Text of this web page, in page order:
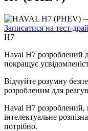
Записатися на тест-
H7
Haval H7 розроблений
покращує
Відчуйте розумну
розробленим для
Haval H7 розроблений,
інтелектуальне
потрібно.